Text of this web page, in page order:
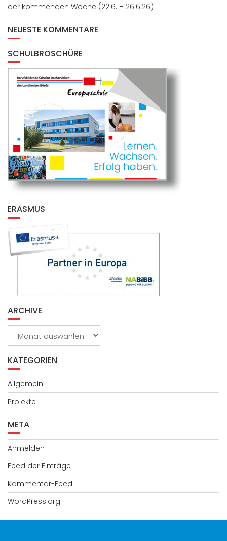
der kommenden Woche (22.6. – 26.6.26)
NEUESTE KOMMENTARE
SCHULBROSCHÜRE
ERASMUS
ARCHIVE
KATEGORIEN
Allgemein
Projekte
META
Anmelden
Feed der Einträge
Kommentar-Feed
WordPress.org